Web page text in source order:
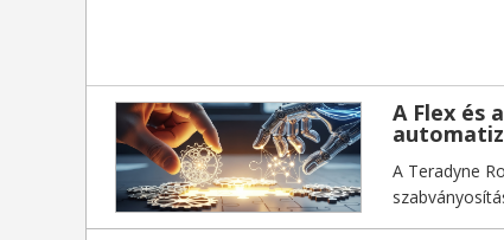
A Flex és
A Teradyne